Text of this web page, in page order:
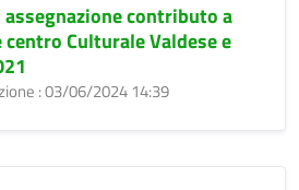
assegnazione contributo a
centro Culturale Valdese e
: 03/06/2024 14:39